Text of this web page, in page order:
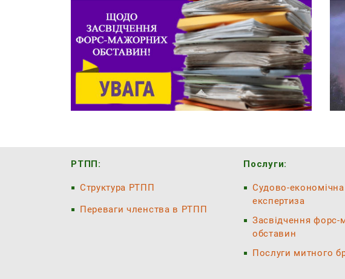
РТПП:
Структура РТПП
Переваги членства в РТПП
Послуги:
Судово-економічна
експертиза
Засвідчення форс-
обставин
Послуги митного